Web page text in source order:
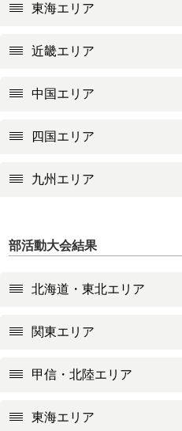
東海エリア
近畿エリア
中国エリア
四国エリア
九州エリア
部活動大会結果
北海道・東北エリア
関東エリア
甲信・北陸エリア
東海エリア